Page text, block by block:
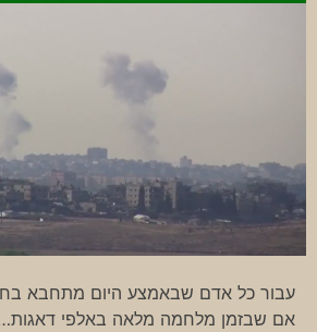
עבור כל אדם שבאמצע היום מתחבא
אם שבזמן מלחמה מלאה באלפי